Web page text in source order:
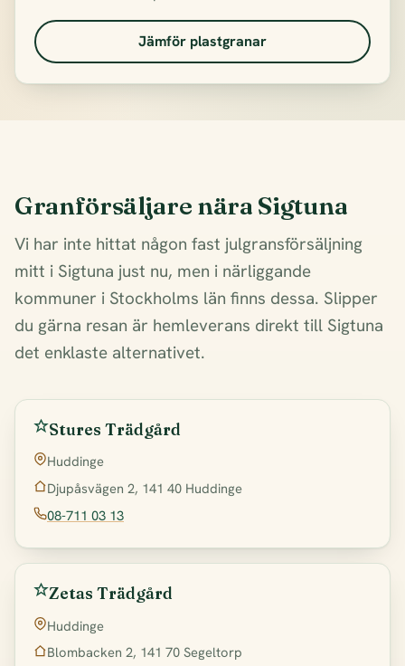
Jämför plastgranar
Granförsäljare nära Sigtuna
Vi har inte hittat någon fast julgransförsäljning
mitt i Sigtuna just nu, men i närliggande
kommuner i Stockholms län finns dessa. Slipper
du gärna resan är hemleverans direkt till Sigtuna
det enklaste alternativet.
Stures Trädgård
Huddinge
Djupåsvägen 2, 141 40 Huddinge
08-711 03 13
Zetas Trädgård
Huddinge
Blombacken 2, 141 70 Segeltorp